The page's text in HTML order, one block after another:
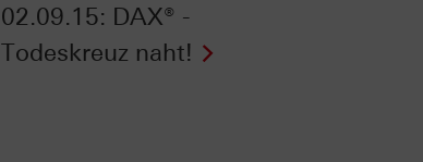
02.09.15: DAX® -
Todeskreuz naht!